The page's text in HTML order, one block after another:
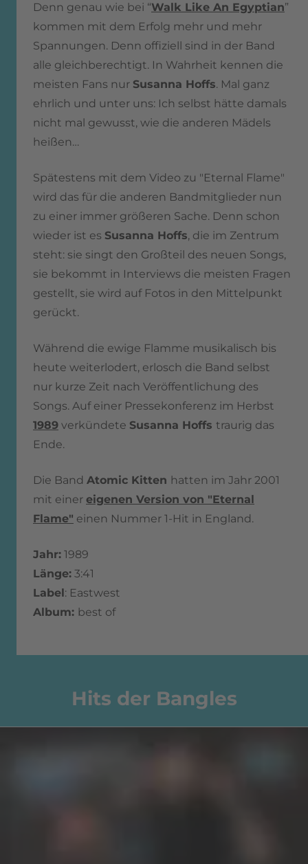
Denn genau wie bei “Walk Like An Egyptian”
kommen mit dem Erfolg mehr und mehr
Spannungen. Denn offiziell sind in der Band
alle gleichberechtigt. In Wahrheit kennen die
meisten Fans nur Susanna Hoffs. Mal ganz
ehrlich und unter uns: Ich selbst hätte damals
nicht mal gewusst, wie die anderen Mädels
heißen…
Spätestens mit dem Video zu "Eternal Flame"
wird das für die anderen Bandmitglieder nun
zu einer immer größeren Sache. Denn schon
wieder ist es Susanna Hoffs, die im Zentrum
steht: sie singt den Großteil des neuen Songs,
sie bekommt in Interviews die meisten Fragen
gestellt, sie wird auf Fotos in den Mittelpunkt
gerückt.
Während die ewige Flamme musikalisch bis
heute weiterlodert, erlosch die Band selbst
nur kurze Zeit nach Veröffentlichung des
Songs. Auf einer Pressekonferenz im Herbst
1989 verkündete Susanna Hoffs traurig das
Ende.
Die Band Atomic Kitten hatten im Jahr 2001
mit einer eigenen Version von "Eternal
Flame" einen Nummer 1-Hit in England.
Jahr: 1989
Länge: 3:41
Label : Eastwest
Album: best of
Hits der Bangles